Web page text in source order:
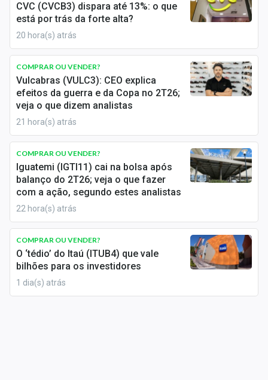
Internacional
Marketing
Tecnologia
Conteúdo de Marca
Sobre
Contato
CVC (CVCB3) dispara até 13%: o que
está por trás da forte alta?
20 hora(s) atrás
COMPRAR OU VENDER?
Vulcabras (VULC3): CEO explica
efeitos da guerra e da Copa no 2T26;
veja o que dizem analistas
21 hora(s) atrás
COMPRAR OU VENDER?
Iguatemi (IGTI11) cai na bolsa após
balanço do 2T26; veja o que fazer
com a ação, segundo estes analistas
22 hora(s) atrás
COMPRAR OU VENDER?
O ‘tédio’ do Itaú (ITUB4) que vale
bilhões para os investidores
1 dia(s) atrás